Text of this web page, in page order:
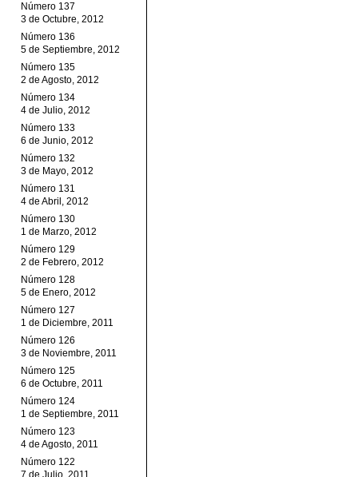
Número 137
3 de Octubre, 2012
Número 136
5 de Septiembre, 2012
Número 135
2 de Agosto, 2012
Número 134
4 de Julio, 2012
Número 133
6 de Junio, 2012
Número 132
3 de Mayo, 2012
Número 131
4 de Abril, 2012
Número 130
1 de Marzo, 2012
Número 129
2 de Febrero, 2012
Número 128
5 de Enero, 2012
Número 127
1 de Diciembre, 2011
Número 126
3 de Noviembre, 2011
Número 125
6 de Octubre, 2011
Número 124
1 de Septiembre, 2011
Número 123
4 de Agosto, 2011
Número 122
7 de Julio, 2011